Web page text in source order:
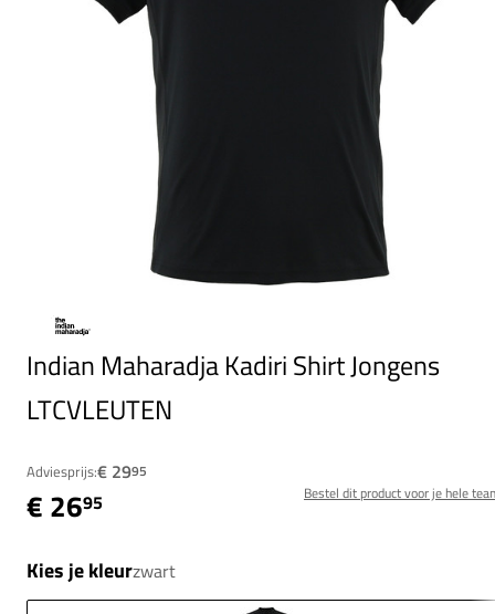
Indian Maharadja Kadiri Shirt Jongens
LTCVLEUTEN
Adviesprijs:€ 2995
€ 2695 Bestel dit product voor je hele
Kies je kleurzwart